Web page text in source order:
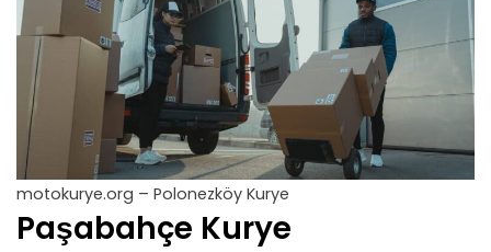
motokurye.org – Polonezköy Kurye
Paşabahçe Kurye